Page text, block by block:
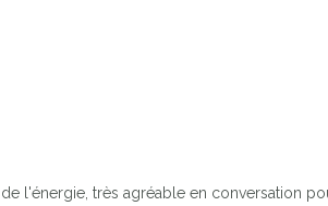
l'énergie, très agréable en conversation